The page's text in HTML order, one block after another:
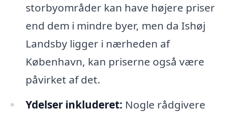
storbyområder kan have højere priser
end dem i mindre byer, men da Ishøj
Landsby ligger i nærheden af
København, kan priserne også være
påvirket af det.
Ydelser inkluderet: Nogle rådgivere